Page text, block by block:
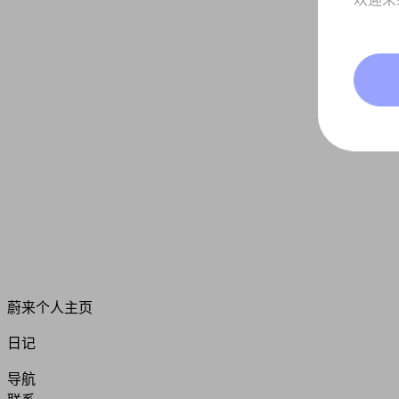
蔚来个人主页
日记
导航